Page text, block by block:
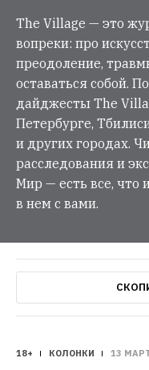
The Village — это
вопреки: про
преодоление,
оставаться собой.
дайджесты The
Петербурге,
и других городах.
расследования и
Мир — есть все, что
в нем с вами.
18+ КОЛОНКИ 13